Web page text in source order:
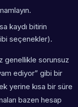
kaydı bitirin
seçenekler).
genellikle sorunsuz
ediyor” gibi bir
yerine kısa bir süre
bazen hesap